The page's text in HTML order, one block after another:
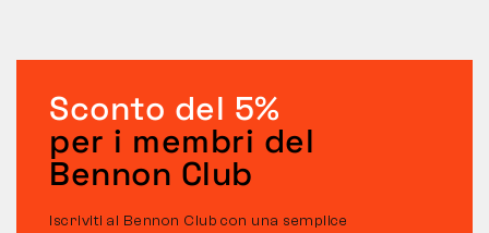
Sconto del 5%
per i membri del
Bennon Club
Iscriviti al Bennon Club con una semplice